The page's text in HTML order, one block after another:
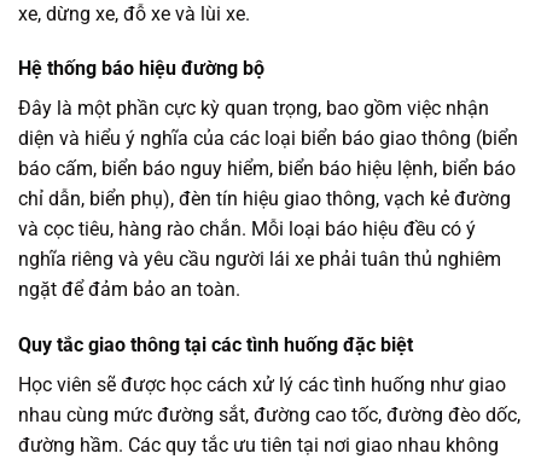
xe, dừng xe, đỗ xe và lùi xe.
Hệ thống báo hiệu đường bộ
Đây là một phần cực kỳ quan trọng, bao gồm việc nhận
diện và hiểu ý nghĩa của các loại biển báo giao thông (biển
báo cấm, biển báo nguy hiểm, biển báo hiệu lệnh, biển báo
chỉ dẫn, biển phụ), đèn tín hiệu giao thông, vạch kẻ đường
và cọc tiêu, hàng rào chắn. Mỗi loại báo hiệu đều có ý
nghĩa riêng và yêu cầu người lái xe phải tuân thủ nghiêm
ngặt để đảm bảo an toàn.
Quy tắc giao thông tại các tình huống đặc biệt
Học viên sẽ được học cách xử lý các tình huống như giao
nhau cùng mức đường sắt, đường cao tốc, đường đèo dốc,
đường hầm. Các quy tắc ưu tiên tại nơi giao nhau không